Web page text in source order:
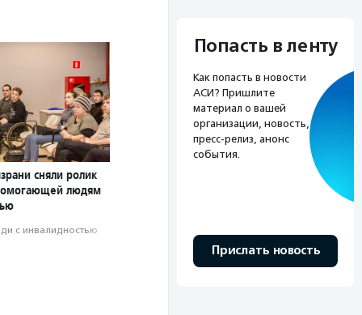
сняли ролик
людям
с инвалидностью
Попасть в ленту
Как попасть в новости
АСИ? Пришлите
материал о вашей
организации, новость,
пресс-релиз, анонс
события.
Прислать новость